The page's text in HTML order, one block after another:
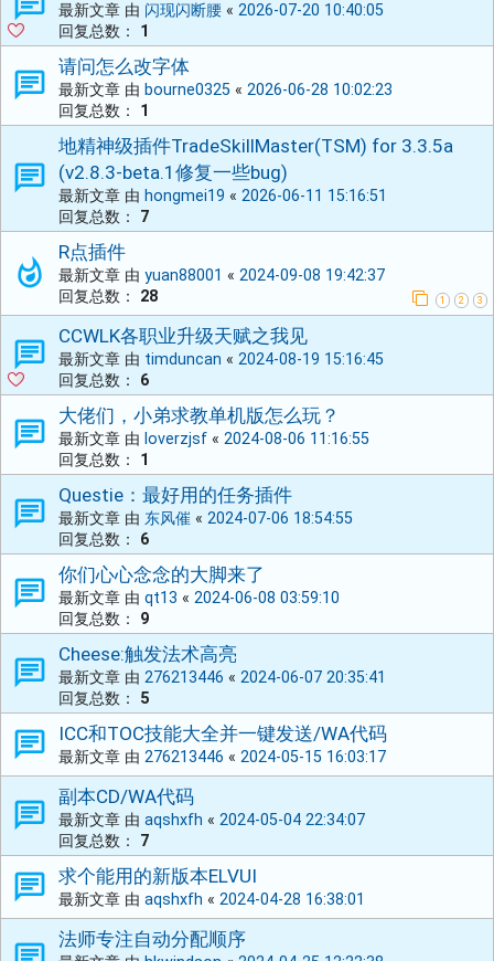
最新文章 由 闪现闪断腰 « 2026-07-20 10:40:05
回复总数： 1
请问怎么改字体
最新文章 由 bourne0325 « 2026-06-28 10:02:23
回复总数： 1
地精神级插件TradeSkillMaster(TSM) for 3.3.5a
(v2.8.3-beta.1修复一些bug)
最新文章 由 hongmei19 « 2026-06-11 15:16:51
回复总数： 7
R点插件
最新文章 由 yuan88001 « 2024-09-08 19:42:37
回复总数： 28 1 2 3
CCWLK各职业升级天赋之我见
最新文章 由 timduncan « 2024-08-19 15:16:45
回复总数： 6
大佬们，小弟求教单机版怎么玩？
最新文章 由 loverzjsf « 2024-08-06 11:16:55
回复总数： 1
Questie：最好用的任务插件
最新文章 由 东风催 « 2024-07-06 18:54:55
回复总数： 6
你们心心念念的大脚来了
最新文章 由 qt13 « 2024-06-08 03:59:10
回复总数： 9
Cheese:触发法术高亮
最新文章 由 276213446 « 2024-06-07 20:35:41
回复总数： 5
ICC和TOC技能大全并一键发送/WA代码
最新文章 由 276213446 « 2024-05-15 16:03:17
副本CD/WA代码
最新文章 由 aqshxfh « 2024-05-04 22:34:07
回复总数： 7
求个能用的新版本ELVUI
最新文章 由 aqshxfh « 2024-04-28 16:38:01
法师专注自动分配顺序